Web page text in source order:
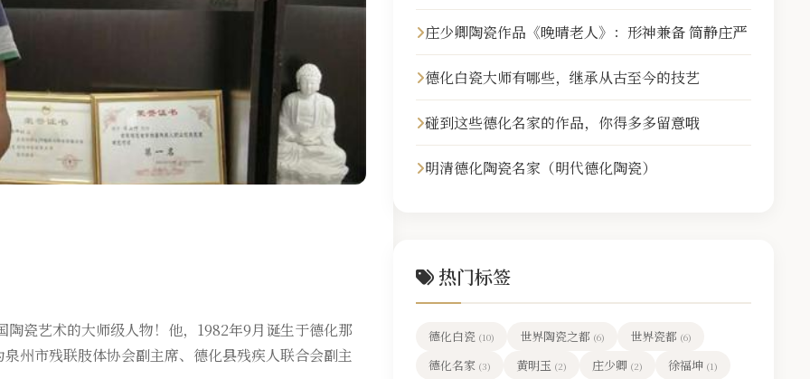
瓷艺术的大师级人物！他，1982年9月诞生于德化那
州市残联肢体协会副主席、德化县残疾人联合会副主
庄少卿陶瓷作品《晚晴老人》：形神兼备 简静庄严
德化白瓷大师有哪些，继承从古至今的技艺
碰到这些德化名家的作品，你得多多留意哦
明清德化陶瓷名家（明代德化陶瓷）
热门标签
德化白瓷 (10) 世界陶瓷之都 (6) 世界瓷都 (6)
德化名家 (3) 黄明玉 (2) 庄少卿 (2) 徐福坤 (1)